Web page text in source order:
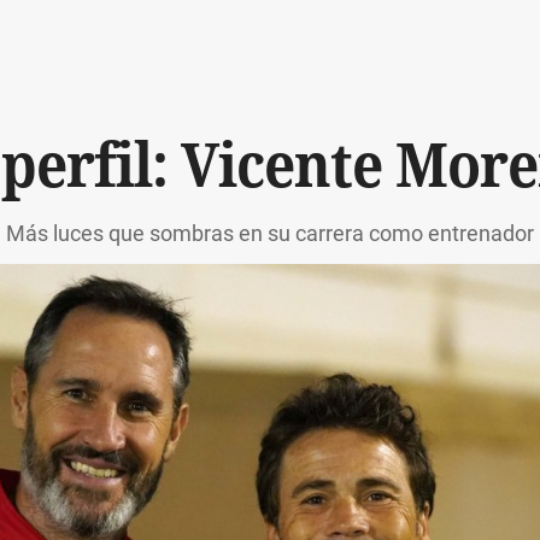
Vicente
Más luces que sombras en su carrera como entrenador